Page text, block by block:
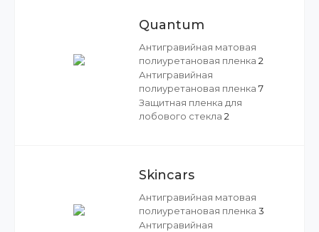
Quantum
Антигравийная матовая
полиуретановая пленка 2
Антигравийная
полиуретановая пленка 7
Защитная пленка для
лобового стекла 2
Skincars
Антигравийная матовая
полиуретановая пленка 3
Антигравийная